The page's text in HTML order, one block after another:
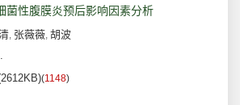
菌性腹膜炎预后影响因素分析
, 张薇薇, 胡波
(1148)